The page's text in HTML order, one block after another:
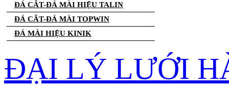
ĐÁ CẮT-ĐÁ MÀI HIỆU TALIN
ĐÁ CẮT-ĐÁ MÀI TOPWIN
ĐÁ MÀI HIỆU KINIK
ĐẠI LÝ LƯỚI